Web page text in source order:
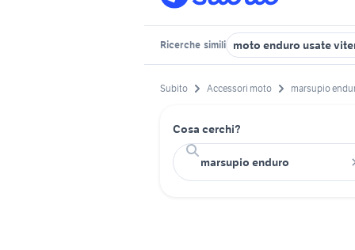
Ricerche simili moto enduro usate
Subito Accessori moto marsupio
Cosa cerchi?